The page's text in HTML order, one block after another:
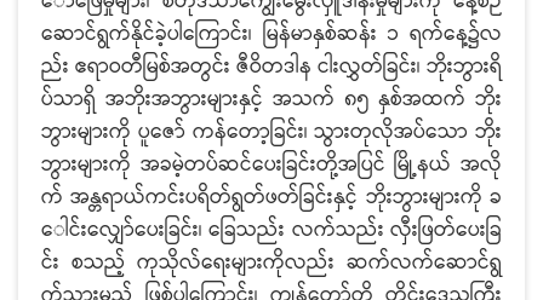
ဆောင်ရွက်နိုင်ခဲ့ပါကြောင်း၊ မြန်မာနှစ်ဆန်း ၁ ရက်နေ့၌လ
ည်း ဧရာဝတီမြစ်အတွင်း ဇီဝိတဒါန ငါးလွှတ်ခြင်း၊ ဘိုးဘွားရိ
ပ်သာရှိ အဘိုးအဘွားများနှင့် အသက် ၈၅ နှစ်အထက် ဘိုး
ဘွားများကို ပူဇော် ကန်တော့ခြင်း၊ သွားတုလိုအပ်သော ဘိုး
ဘွားများကို အခမဲ့တပ်ဆင်ပေးခြင်းတို့အပြင် မြို့နယ် အလို
က် အန္တရာယ်ကင်းပရိတ်ရွတ်ဖတ်ခြင်းနှင့် ဘိုးဘွားများကို ခ
ေါင်းလျှော်ပေးခြင်း၊ ခြေသည်း လက်သည်း လှီးဖြတ်ပေးခြ
င်း စသည့် ကုသိုလ်ရေးများကိုလည်း ဆက်လက်ဆောင်ရွ